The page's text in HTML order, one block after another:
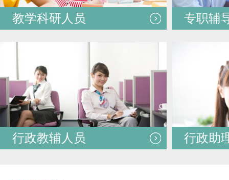
教学科研人员 专职辅
行政教辅人员 行政助